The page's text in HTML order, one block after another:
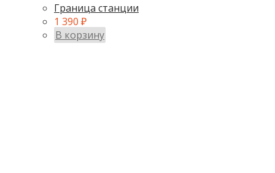
Граница станции
1 390 ₽
В корзину